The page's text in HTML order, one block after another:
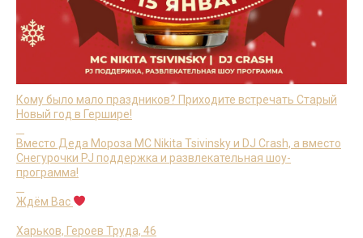
Кому было мало праздников? Приходите встречать Старый
Новый год в Гершире!
Вместо Деда Мороза MC Nikita Tsivinsky и DJ Crash, а вместо
Снегурочки PJ поддержка и развлекательная шоу-
программа!
Ждём Вас
Харьков, Героев Труда, 46